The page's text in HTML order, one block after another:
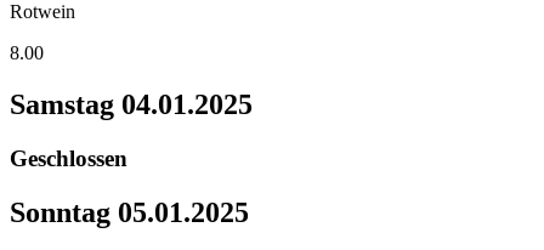
Rotwein
8.00
Samstag 04.01.2025
Geschlossen
Sonntag 05.01.2025